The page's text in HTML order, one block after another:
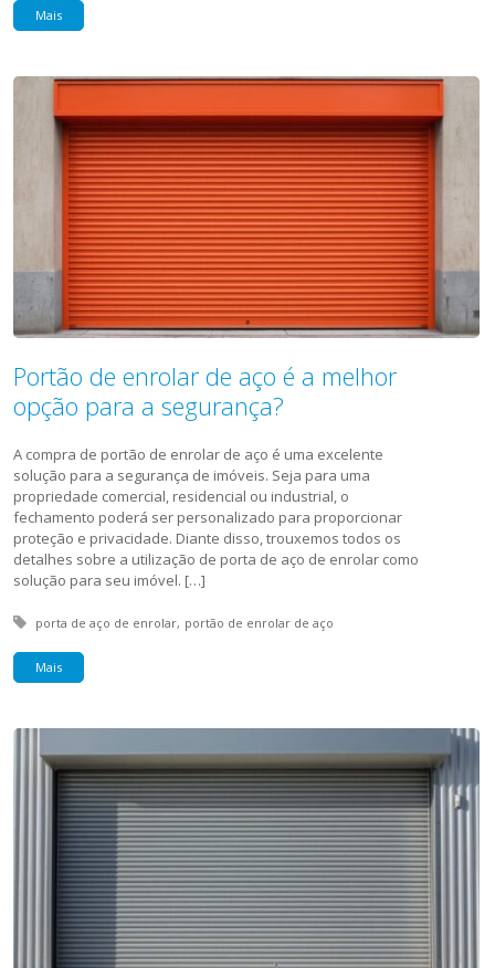
Mais
Portão de enrolar de aço é a melhor
opção para a segurança?
A compra de portão de enrolar de aço é uma excelente
solução para a segurança de imóveis. Seja para uma
propriedade comercial, residencial ou industrial, o
fechamento poderá ser personalizado para proporcionar
proteção e privacidade. Diante disso, trouxemos todos os
detalhes sobre a utilização de porta de aço de enrolar como
solução para seu imóvel. […]
Tagged with:
porta de aço de enrolar portão de enrolar de aço
Mais